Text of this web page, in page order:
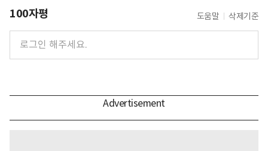
100자평 도움말 삭제기준